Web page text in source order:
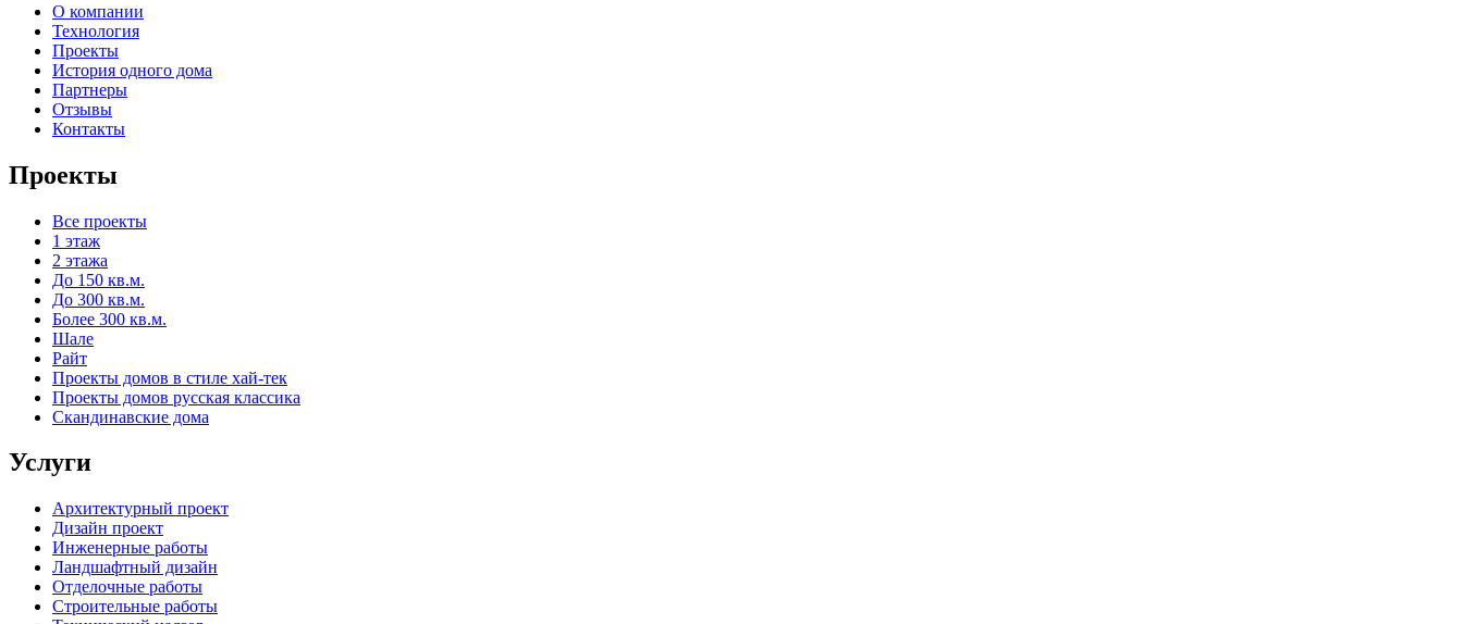
О компании
Технология
Проекты
История одного дома
Партнеры
Отзывы
Контакты
Проекты
Все проекты
1 этаж
2 этажа
До 150 кв.м.
До 300 кв.м.
Более 300 кв.м.
Шале
Райт
Проекты домов в стиле хай-тек
Проекты домов русская классика
Скандинавские дома
Услуги
Архитектурный проект
Дизайн проект
Инженерные работы
Ландшафтный дизайн
Отделочные работы
Строительные работы